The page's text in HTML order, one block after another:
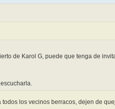
de Karol G, puede que tenga de
los vecinos berracos, dejen de